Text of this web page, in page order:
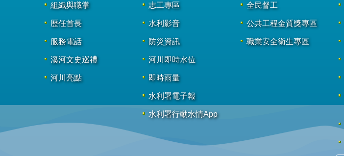
組織與職掌
歷任首長
服務電話
溪河文史巡禮
河川亮點
志工專區
水利影音
防災資訊
河川即時水位
即時雨量
水利署電子報
水利署行動水情App
全民督工
公共工程金質獎專區
職業安全衛生專區